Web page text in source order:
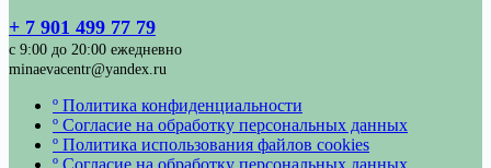
+ 7 901 499 77 79
с 9:00 до 20:00 ежедневно
minaevacentr@yandex.ru
º Политика конфиденциальности
º Согласие на обработку персональных данных
º Политика использования файлов cookies